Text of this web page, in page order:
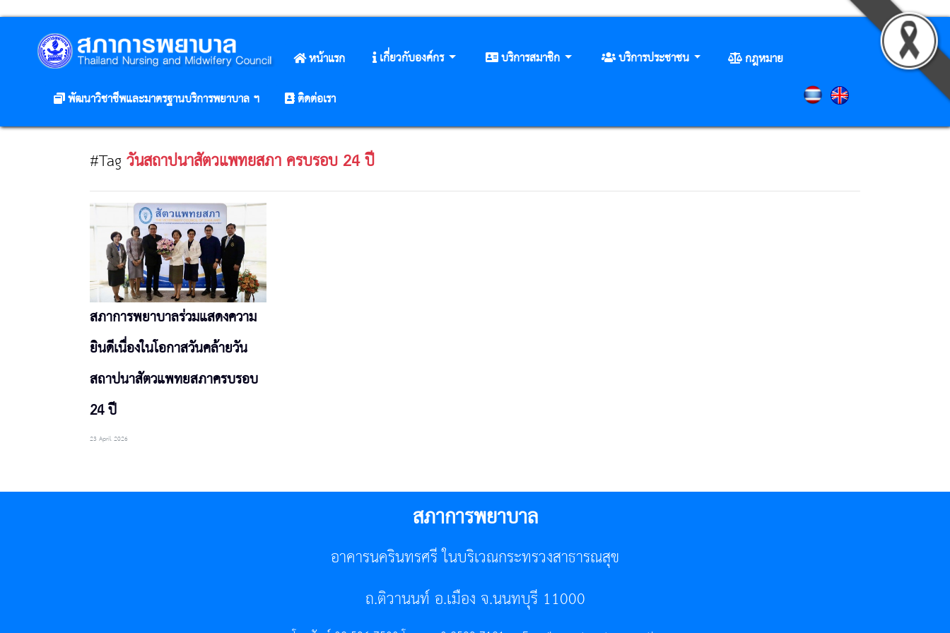
หน้าแรก เกี่ยวกับองค์กร บริการสมาชิก บริการประชาชน
กฎหมาย
พัฒนาวิชาชีพและมาตรฐานบริการพยาบาล ฯ
ติดต่อเรา
#Tagวันสถาปนาสัตวแพทยสภา ครบรอบ 24 ปี
สภาการพยาบาลร่วมแสดงความ
ยินดีเนื่องในโอกาสวันคล้ายวัน
สถาปนาสัตวแพทยสภาครบรอบ
24 ปี
23 April 2026
สภาการพยาบาล
อาคารนครินทรศรี ในบริเวณกระทรวงสาธารณสุข
ถ.ติวานนท์ อ.เมือง จ.นนทบุรี 11000